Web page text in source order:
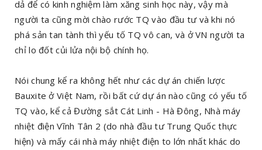
dả để có kinh nghiệm làm xăng sinh học này, vậy mà
người ta cũng mời chào rước TQ vào đầu tư và khi nó
phá sản tan tành thì yếu tố TQ vô can, và ở VN người ta
chỉ lo đốt củi lửa nội bộ chính họ.
Nói chung kể ra không hết như các dự án chiến lược
Bauxite ở Việt Nam, rồi bất cứ dự án nào cũng có yếu tố
TQ vào, kể cả Đường sắt Cát Linh - Hà Đông, Nhà máy
nhiệt điện Vĩnh Tân 2 (do nhà đầu tư Trung Quốc thực
hiện) và mấy cái nhà máy nhiệt điện to lớn nhất khác do